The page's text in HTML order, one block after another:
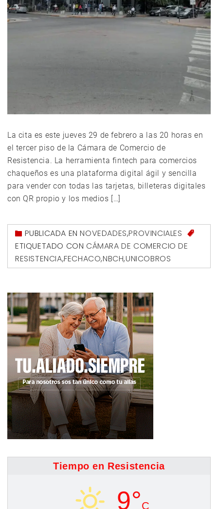
La cita es este jueves 29 de febrero a las 20 horas en
el tercer piso de la Cámara de Comercio de
Resistencia. La herramienta fintech para comercios
chaqueños es una plataforma digital ágil y sencilla
para vender con todas las tarjetas, billeteras digitales
con QR propio y los medios […]
PUBLICADA ENNOVEDADES,PROVINCIALES
ETIQUETADO CON CÁMARA DE COMERCIO DE
RESISTENCIA,FECHACO,NBCH,UNICOBROS
Tiempo en Resistencia
9°C